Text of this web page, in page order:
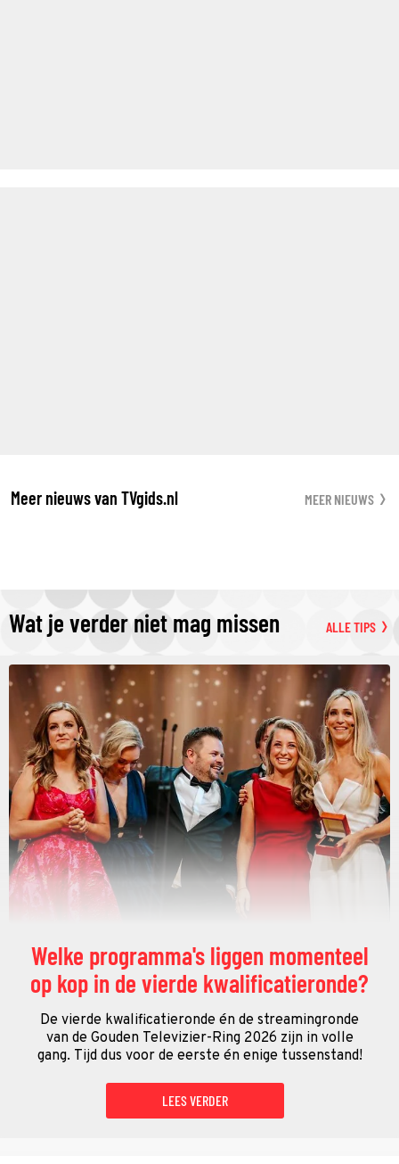
Meer nieuws van TVgids.nl MEER NIEUWS
Wat je verder niet mag missen ALLE TIPS
Welke programma's liggen momenteel
op kop in de vierde kwalificatieronde?
De vierde kwalificatieronde én de streamingronde
van de Gouden Televizier-Ring 2026 zijn in volle
gang. Tijd dus voor de eerste én enige tussenstand!
LEES VERDER